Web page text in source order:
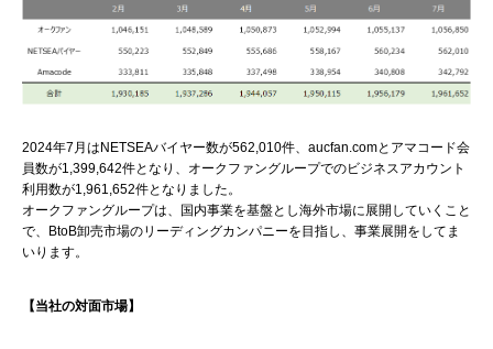
2024年7月はNETSEAバイヤー数が562,010件、aucfan.comとアマコード会
員数が1,399,642件となり、オークファングループでのビジネスアカウント
利用数が1,961,652件となりました。
オークファングループは、国内事業を基盤とし海外市場に展開していくこと
で、BtoB卸売市場のリーディングカンパニーを目指し、事業展開をしてま
いります。
【当社の対面市場】